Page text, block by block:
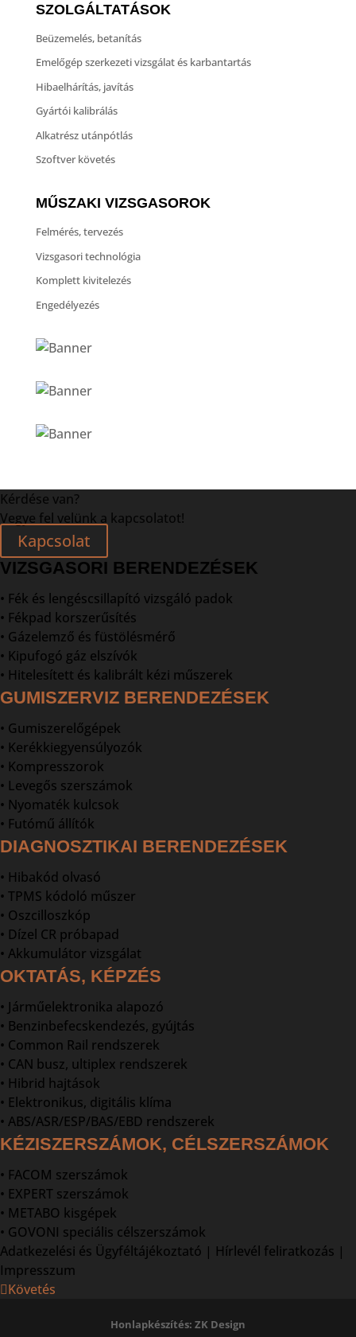
SZOLGÁLTATÁSOK
Beüzemelés, betanítás
Emelőgép szerkezeti vizsgálat és karbantartás
Hibaelhárítás, javítás
Gyártói kalibrálás
Alkatrész utánpótlás
Szoftver követés
MŰSZAKI VIZSGASOROK
Felmérés, tervezés
Vizsgasori technológia
Komplett kivitelezés
Engedélyezés
Kérdése van?
Vegye fel velünk a kapcsolatot!
Kapcsolat
VIZSGASORI BERENDEZÉSEK
• Fék és lengéscsillapító vizsgáló padok
• Fékpad korszerűsítés
• Gázelemző és füstölésmérő
• Kipufogó gáz elszívók
• Hitelesített és kalibrált kézi műszerek
GUMISZERVIZ BERENDEZÉSEK
• Gumiszerelőgépek
• Kerékkiegyensúlyozók
• Kompresszorok
• Levegős szerszámok
• Nyomaték kulcsok
• Futómű állítók
DIAGNOSZTIKAI BERENDEZÉSEK
• Hibakód olvasó
• TPMS kódoló műszer
• Oszcilloszkóp
• Dízel CR próbapad
• Akkumulátor vizsgálat
OKTATÁS, KÉPZÉS
• Járműelektronika alapozó
• Benzinbefecskendezés, gyújtás
• Common Rail rendszerek
• CAN busz, ultiplex rendszerek
• Hibrid hajtások
• Elektronikus, digitális klíma
• ABS/ASR/ESP/BAS/EBD rendszerek
KÉZISZERSZÁMOK, CÉLSZERSZÁMOK
• FACOM szerszámok
• EXPERT szerszámok
• METABO kisgépek
• GOVONI speciális célszerszámok
Adatkezelési és Ügyféltájékoztató | Hírlevél feliratkozás |
Impresszum
Követés
Honlapkészítés: ZK Design